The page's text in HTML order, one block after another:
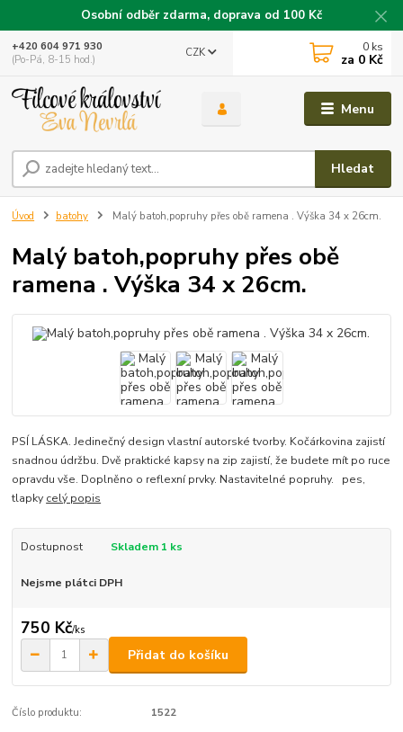
Osobní odběr zdarma, doprava od 100 Kč
Menu
CZK
Hledat
+420 604 971 930
(Po-Pá, 8-15 hod.)
0 ks
za 0 Kč
Úvod batohy Malý batoh,popruhy přes obě ramena . Výška 34 x 26cm.
Malý batoh,popruhy přes obě
ramena . Výška 34 x 26cm.
PSÍ LÁSKA. Jedinečný design vlastní autorské tvorby. Kočárkovina zajistí
snadnou údržbu. Dvě praktické kapsy na zip zajistí, že budete mít po ruce
opravdu vše. Doplněno o reflexní prvky. Nastavitelné popruhy. pes,
tlapky celý popis
Dostupnost Skladem 1 ks
Nejsme plátci DPH
750 Kč/ks
Přidat do košíku
Číslo produktu: 1522